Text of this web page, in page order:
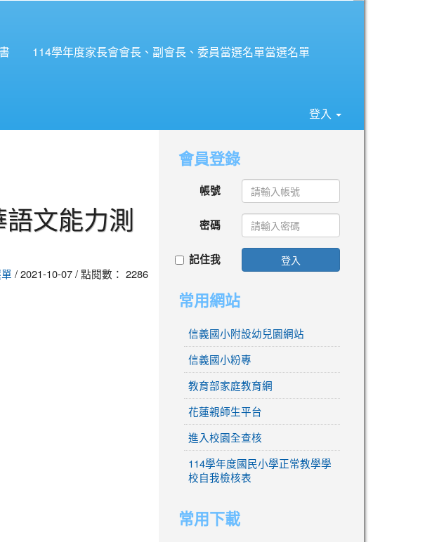
114學年度家長會會長、副會長、委員當選名單當選名單
登入
文能力測
/ 2021-10-07 / 點閱數： 2286
會員登錄
帳號
密碼
記住我 登入
常用網站
信義國小附設幼兒園網站
信義國小粉專
教育部家庭教育網
花蓮親師生平台
進入校園全查核
114學年度國民小學正常教學學
校自我檢核表
常用下載